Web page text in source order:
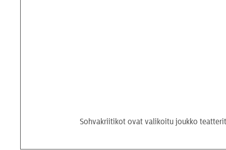
Sohvakriitikot ovat valikoitu joukko